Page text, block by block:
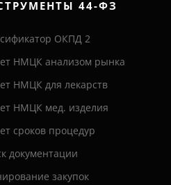
44-ФЗ
ОКПД 2
НМЦК анализом рынка
НМЦК для лекарств
НМЦК мед. изделия
сроков процедур
документации
закупок